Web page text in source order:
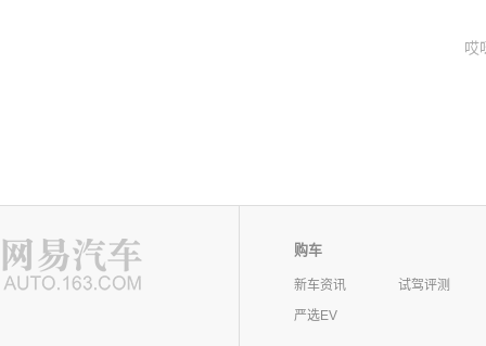
哎
购车
新车资讯
试驾评测
严选EV